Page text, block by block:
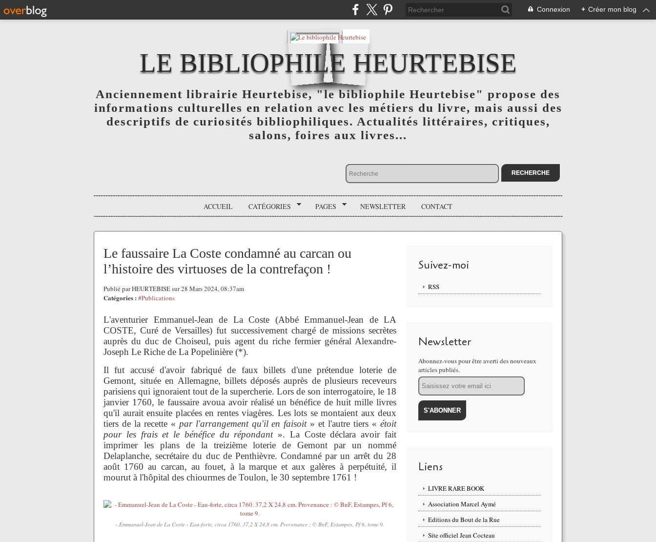
Connexion + Créer mon blog
LE BIBLIOPHILE HEURTEBISE
Anciennement librairie Heurtebise, "le bibliophile Heurtebise" propose des
informations culturelles en relation avec les métiers du livre, mais aussi des
descriptifs de curiosités bibliophiliques. Actualités littéraires, critiques,
salons, foires aux livres...
ACCUEIL CATÉGORIES PAGES NEWSLETTER CONTACT
Le faussaire La Coste condamné au carcan ou
l’histoire des virtuoses de la contrefaçon !
Publié par HEURTEBISE sur 28 Mars 2024, 08:37am
Catégories : #Publications
L'aventurier Emmanuel-Jean de La Coste (Abbé Emmanuel-Jean de LA
COSTE, Curé de Versailles) fut successivement chargé de missions secrètes
auprès du duc de Choiseul, puis agent du riche fermier général Alexandre-
Joseph Le Riche de La Popelinière (*).
Il fut accusé d'avoir fabriqué de faux billets d'une prétendue loterie de
Gemont, située en Allemagne, billets déposés auprès de plusieurs receveurs
parisiens qui ignoraient tout de la supercherie. Lors de son interrogatoire, le 18
janvier 1760, le faussaire avoua avoir réalisé un bénéfice de huit mille livres
qu'il aurait ensuite placées en rentes viagères. Les lots se montaient aux deux
tiers de la recette « par l'arrangement qu'il en faisoit» et l'autre tiers «étoit
pour les frais et le bénéfice du répondant». La Coste déclara avoir fait
imprimer les plans de la treizième loterie de Gemont par un nommé
Delaplanche, secrétaire du duc de Penthièvre. Condamné par un arrêt du 28
août 1760 au carcan, au fouet, à la marque et aux galères à perpétuité, il
mourut à l'hôpital des chiourmes de Toulon, le 30 septembre 1761 !
- Emmanuel-Jean de La Coste - Eau-forte, circa 1760. 37,2 X 24,8 cm. Provenance : © BnF, Estampes, Pf 6, tome 9.
Suivez-moi
RSS
Newsletter
Abonnez-vous pour être averti des nouveaux
articles publiés.
Email
Liens
LIVRE RARE BOOK
Association Marcel Aymé
Editions du Bout de la Rue
Site officiel Jean Cocteau